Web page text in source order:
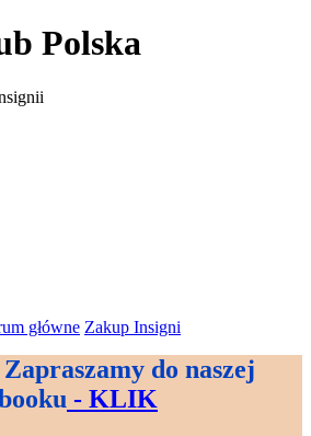
Polska
główne Zakup Insigni
Zapraszamy do naszej
- KLIK